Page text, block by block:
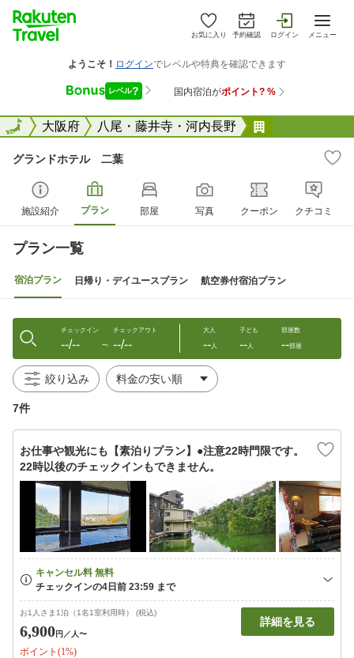
お気に入り 予約確認 ログイン メニュー
全国大阪府 八尾・藤井寺・河内長野
全国
グランドホテル 二葉
施設紹介 プラン 部屋 写真 クーポン クチコミ
プラン一覧
宿泊プラン 日帰り・デイユースプラン 航空券付宿泊プラン
チェックイン
--/-- 〜
チェックアウト
--/--
大人
--人
子ども
--人
部屋数
--部屋
絞り込み
7件
お仕事や観光にも【素泊りプラン】●注意22時門限です。
22時以後のチェックインもできません。
お1人さま1泊（1名1室利用時） (税込)
6,900円 ／人〜
ポイント(1%)
詳細を見る